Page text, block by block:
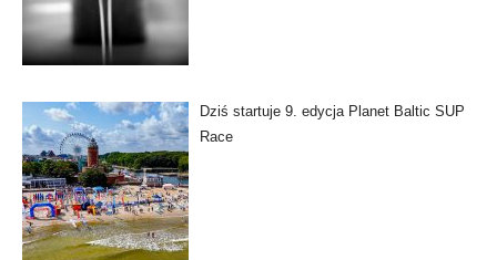
Dziś startuje 9. edycja Planet Baltic SUP
Race